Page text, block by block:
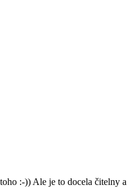
:-)) Ale je to docela čitelny a